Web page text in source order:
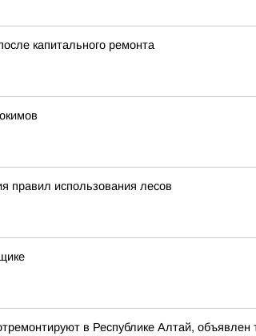
капитального ремонта
правил использования лесов
в Республике Алтай, объявлен